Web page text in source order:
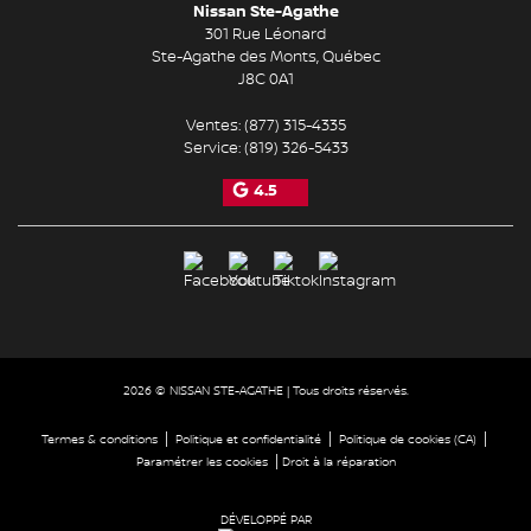
Nissan Ste-Agathe
301 Rue Léonard
Ste-Agathe des Monts,Québec
J8C 0A1
Ventes:(877) 315-4335
Service:(819) 326-5433
4.5
2026 © NISSAN STE-AGATHE| Tous droits réservés.
Termes & conditions| Politique et confidentialité| Politique de cookies (CA)
Paramétrer les cookies| Droit à la réparation
DÉVELOPPÉ PAR